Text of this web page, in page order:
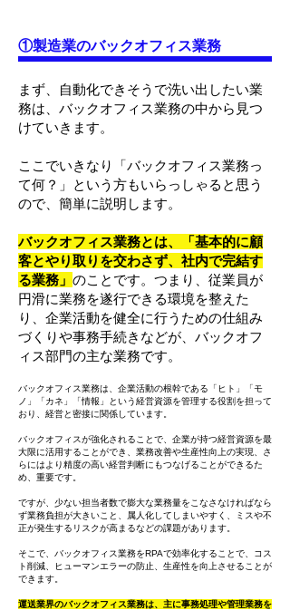
まず、自動化できそうで洗い出したい業
務は、バックオフィス業務の中から見つ
けていきます。
ここでいきなり「バックオフィス業務っ
て何？」という方もいらっしゃると思う
ので、簡単に説明します。
バックオフィス業務とは、「基本的に顧
客とやり取りを交わさず、社内で完結す
る業務」 のことです。つまり、従業員が
円滑に業務を遂行できる環境を整えた
り、企業活動を健全に行うための仕組み
づくりや事務手続きなどが、バックオフ
ィス部門の主な業務です。
バックオフィス業務は、企業活動の根幹である「ヒト」「モ
ノ」「カネ」「情報」という経営資源を管理する役割を担って
おり、経営と密接に関係しています。
バックオフィスが強化されることで、企業が持つ経営資源を最
大限に活用することができ、業務改善や生産性向上の実現、さ
らにはより精度の高い経営判断にもつなげることができるた
め、重要です。
ですが、少ない担当者数で膨大な業務量をこなさなければなら
ず業務負担が大きいこと、属人化してしまいやすく、ミスや不
正が発生するリスクが高まるなどの課題があります。
そこで、バックオフィス業務をRPAで効率化することで、コス
ト削減、ヒューマンエラーの防止、生産性を向上させることが
できます。
運送業界のバックオフィス業務は、主に事務処理や管理業務を
​①製造業のバックオフィス業務